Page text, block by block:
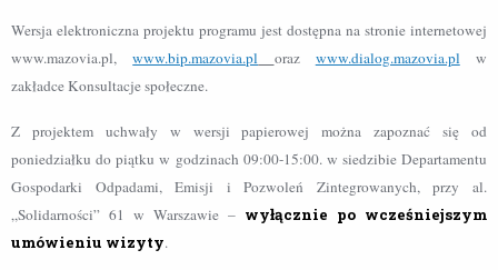
Wersja elektroniczna projektu programu jest dostępna na stronie internetowej
www.mazovia.pl,www.bip.mazovia.pl oraz www.dialog.mazovia.pl w
zakładce Konsultacje społeczne.
Z projektem uchwały w wersji papierowej można zapoznać się od
poniedziałku do piątku w godzinach 09:00-15:00. w siedzibie Departamentu
Gospodarki Odpadami, Emisji i Pozwoleń Zintegrowanych, przy al.
„Solidarności” 61 w Warszawie – wyłącznie po wcześniejszym
umówieniu wizyty.